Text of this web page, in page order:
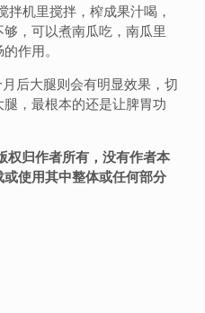
拌机里搅拌，榨成果汁喝，
，可以煮南瓜吃，南瓜里
作用。
后大腿则会有明显效果，切
，最根本的还是让脾胃功
权归作者所有，没有作者本
使用其中整体或任何部分